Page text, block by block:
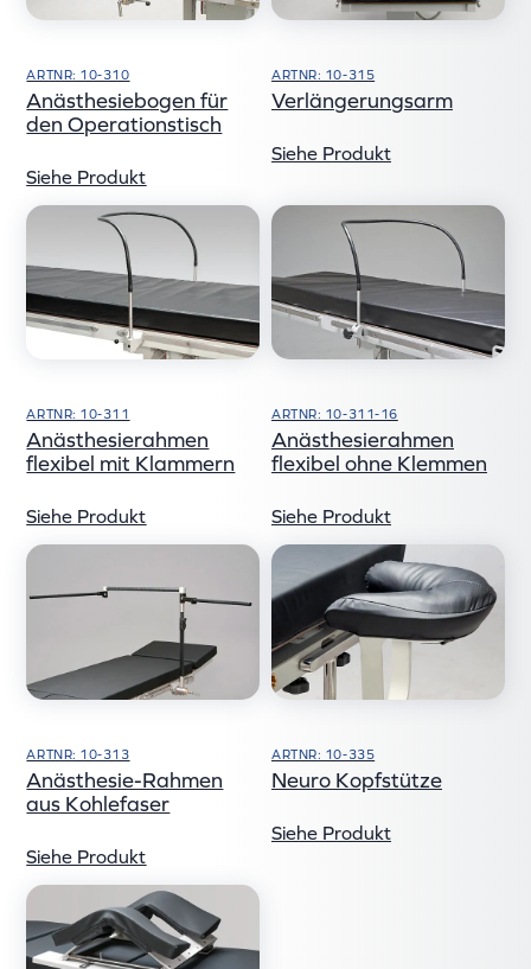
ARTNR: 10-310
Anästhesiebogen für
den Operationstisch
Siehe Produkt
ARTNR: 10-315
Verlängerungsarm
Siehe Produkt
ARTNR: 10-311
Anästhesierahmen
flexibel mit Klammern
Siehe Produkt
ARTNR: 10-311-16
Anästhesierahmen
flexibel ohne Klemmen
Siehe Produkt
ARTNR: 10-313
Anästhesie-Rahmen
aus Kohlefaser
Siehe Produkt
ARTNR: 10-335
Neuro Kopfstütze
Siehe Produkt